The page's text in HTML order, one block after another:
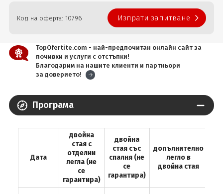
Код на оферта: 10796 Изпрати запитване
TopOfertite.com - най-предпочитан онлайн сайт за
почивки и услуги с отстъпки!
Благодарим на нашите клиенти и партньори
за доверието!
Програма
Дата
двойна
стая с
отделни
легла (не
се
гарантира)
двойна
стая със
спалня (не
се
гарантира)
допълнително
легло в
двойна стая